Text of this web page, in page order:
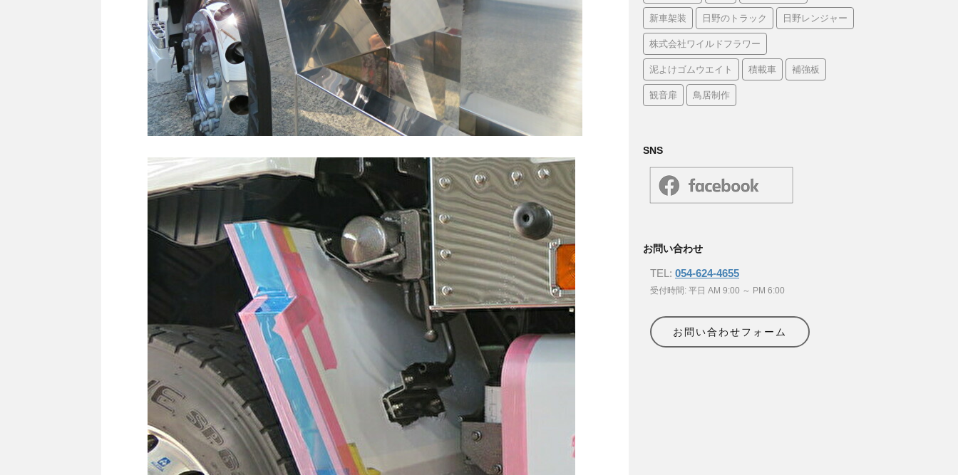
新車架装 日野のトラック 日野レンジャー
株式会社ワイルドフラワー
泥よけゴムウエイト 積載車 補強板
観音扉 鳥居制作
SNS
お問い合わせ
TEL: 054-624-4655
受付時間: 平日 AM 9:00 ～ PM 6:00
お問い合わせフォーム